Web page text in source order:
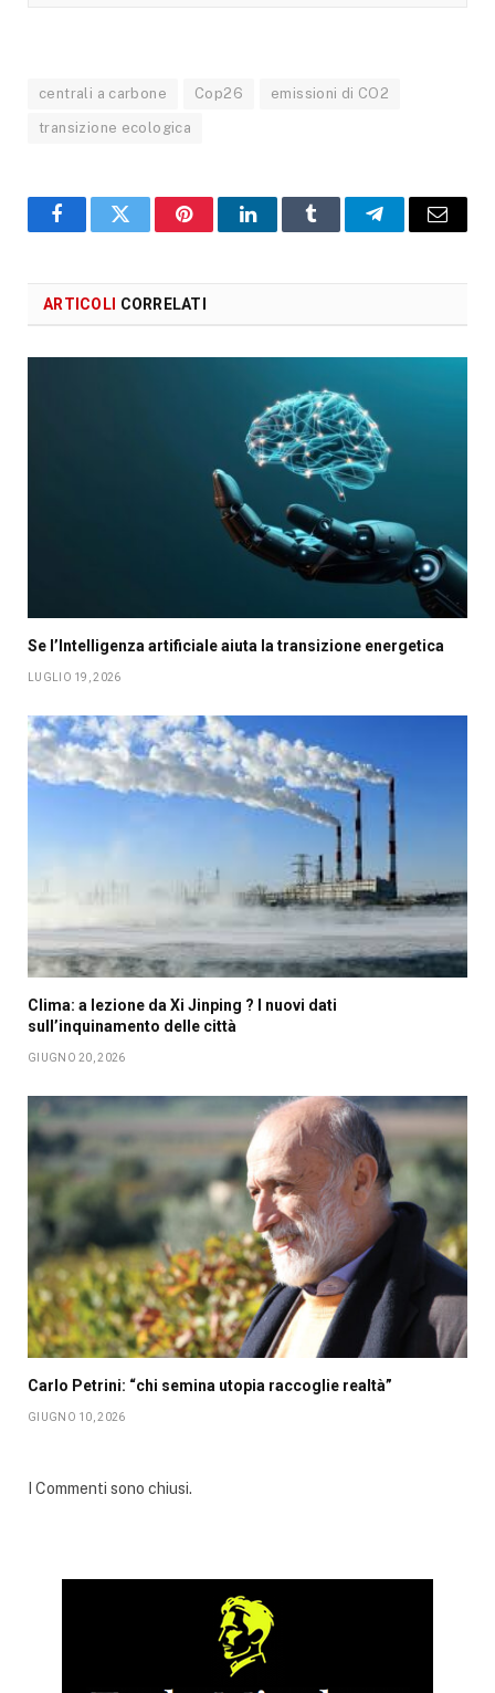
centrali a carbone Cop26 emissioni di CO2
transizione ecologica
Facebook
X PinterestLinkedInTumblr TelegramEmail
ARTICOLI CORRELATI
Se l’Intelligenza artificiale aiuta la transizione energetica
LUGLIO 19, 2026
Clima: a lezione da Xi Jinping ? I nuovi dati
sull’inquinamento delle città
GIUGNO 20, 2026
Carlo Petrini: “chi semina utopia raccoglie realtà”
GIUGNO 10, 2026
I Commenti sono chiusi.